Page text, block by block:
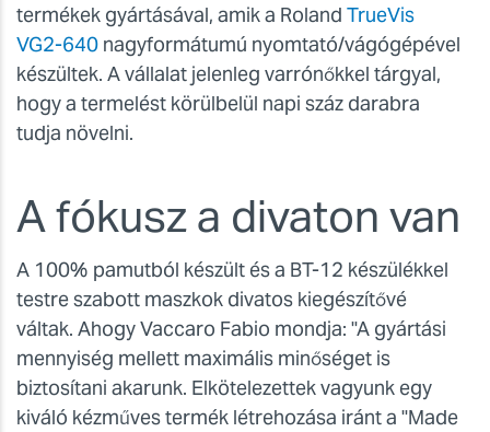
termékek gyártásával, amik a Roland TrueVis
VG2-640 nagyformátumú nyomtató/vágógépével
készültek. A vállalat jelenleg varrónőkkel tárgyal,
hogy a termelést körülbelül napi száz darabra
tudja növelni.
A fókusz a divaton van
A 100% pamutból készült és a BT-12 készülékkel
testre szabott maszkok divatos kiegészítővé
váltak. Ahogy Vaccaro Fabio mondja: "A gyártási
mennyiség mellett maximális minőséget is
biztosítani akarunk. Elkötelezettek vagyunk egy
kiváló kézműves termék létrehozása iránt a "Made